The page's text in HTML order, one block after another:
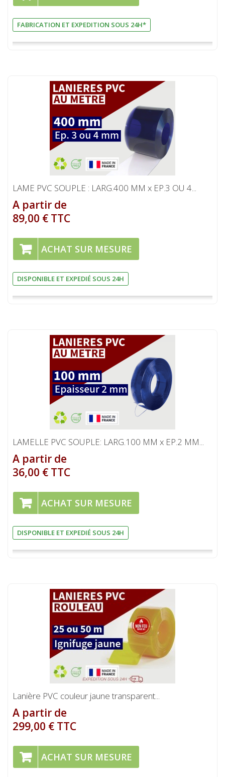
FABRICATION ET EXPEDITION SOUS 24H*
LAME PVC SOUPLE : LARG.400 MM x EP.3 OU 4...
A partir de
89,00 € TTC
ACHAT SUR MESURE
DISPONIBLE ET EXPEDIÉ SOUS 24H
LAMELLE PVC SOUPLE: LARG.100 MM x EP.2 MM...
A partir de
36,00 € TTC
ACHAT SUR MESURE
DISPONIBLE ET EXPEDIÉ SOUS 24H
Lanière PVC couleur jaune transparent...
A partir de
299,00 € TTC
ACHAT SUR MESURE